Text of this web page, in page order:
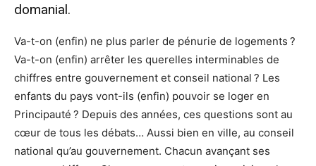
domanial.
Va-t-on (enfin) ne plus parler de pénurie de logements ?
Va-t-on (enfin) arrêter les querelles interminables de
chiffres entre gouvernement et conseil national ? Les
enfants du pays vont-ils (enfin) pouvoir se loger en
Principauté ? Depuis des années, ces questions sont au
cœur de tous les débats… Aussi bien en ville, au conseil
national qu’au gouvernement. Chacun avançant ses